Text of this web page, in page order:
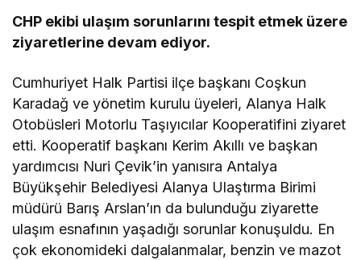
CHP ekibi ulaşım sorunlarını tespit etmek üzere
ziyaretlerine devam ediyor.
Cumhuriyet Halk Partisi ilçe başkanı Coşkun
Karadağ ve yönetim kurulu üyeleri, Alanya Halk
Otobüsleri Motorlu Taşıyıcılar Kooperatifini ziyaret
etti. Kooperatif başkanı Kerim Akıllı ve başkan
yardımcısı Nuri Çevik’in yanısıra Antalya
Büyükşehir Belediyesi Alanya Ulaştırma Birimi
müdürü Barış Arslan’ın da bulunduğu ziyarette
ulaşım esnafının yaşadığı sorunlar konuşuldu. En
çok ekonomideki dalgalanmalar, benzin ve mazot